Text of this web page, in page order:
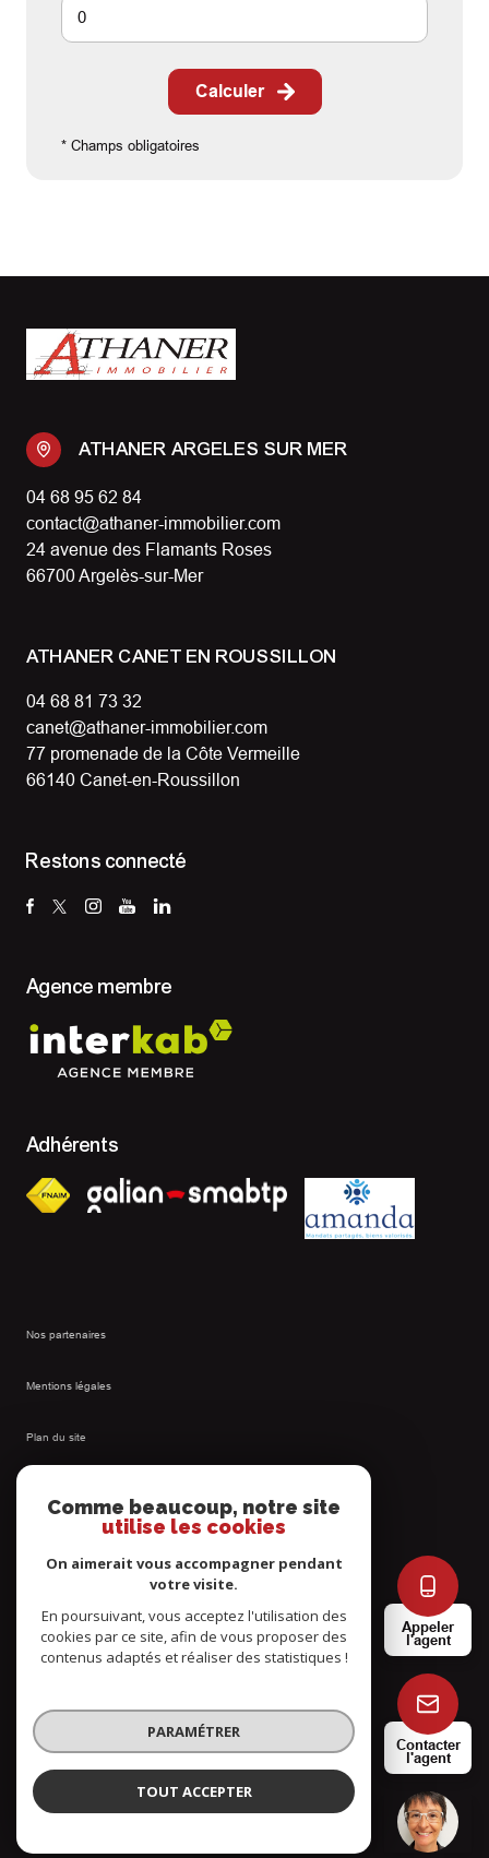
Servanne ROSEREN
Appeler
l'agent
Contacter
l'agent
Calculer
* Champs obligatoires
ATHANER ARGELES SUR MER
04 68 95 62 84
contact@athaner-immobilier.com
24 avenue des Flamants Roses
66700 Argelès-sur-Mer
ATHANER CANET EN ROUSSILLON
04 68 81 73 32
canet@athaner-immobilier.com
77 promenade de la Côte Vermeille
66140 Canet-en-Roussillon
Restons connecté
Agence membre
Adhérents
Nos partenaires
Mentions légales
Plan du site
Cookies
© 2026 | Tous droits réservés
Réalisé par
Comme beaucoup, notre site
utilise les cookies
On aimerait vous accompagner pendant
votre visite.
En poursuivant, vous acceptez l'utilisation des
cookies par ce site, afin de vous proposer des
contenus adaptés et réaliser des statistiques !
PARAMÉTRER
TOUT ACCEPTER